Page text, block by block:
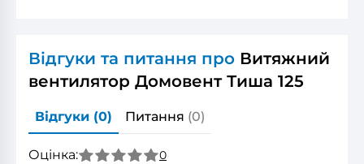
Відгуки та питання про Витяжний
вентилятор Домовент Тиша 125
Відгуки (0) Питання (0)
Оцінка: 0